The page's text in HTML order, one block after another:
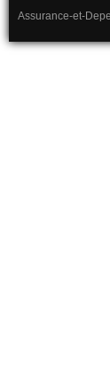
Assurance-et-